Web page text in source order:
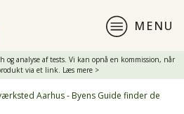
MENU
og analyse af tests. Vi kan opnå en kommission, når
via et link. Læs mere >
Aarhus - Byens Guide finder de